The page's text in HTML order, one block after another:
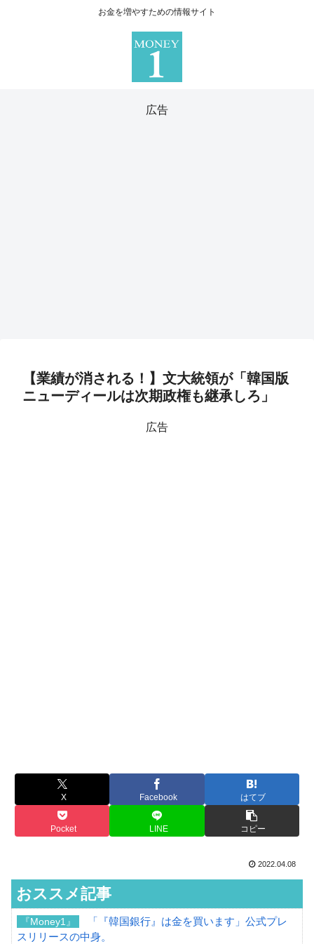
お金を増やすための情報サイト
広告
【業績が消される！】文大統領が「韓国版
ニューディールは次期政権も継承しろ」
広告
X Facebook はてブ
Pocket LINE コピー
2022.04.08
おススメ記事
『Money1』
「『韓国銀行』は金を買います」公式プレ
スリリースの中身。